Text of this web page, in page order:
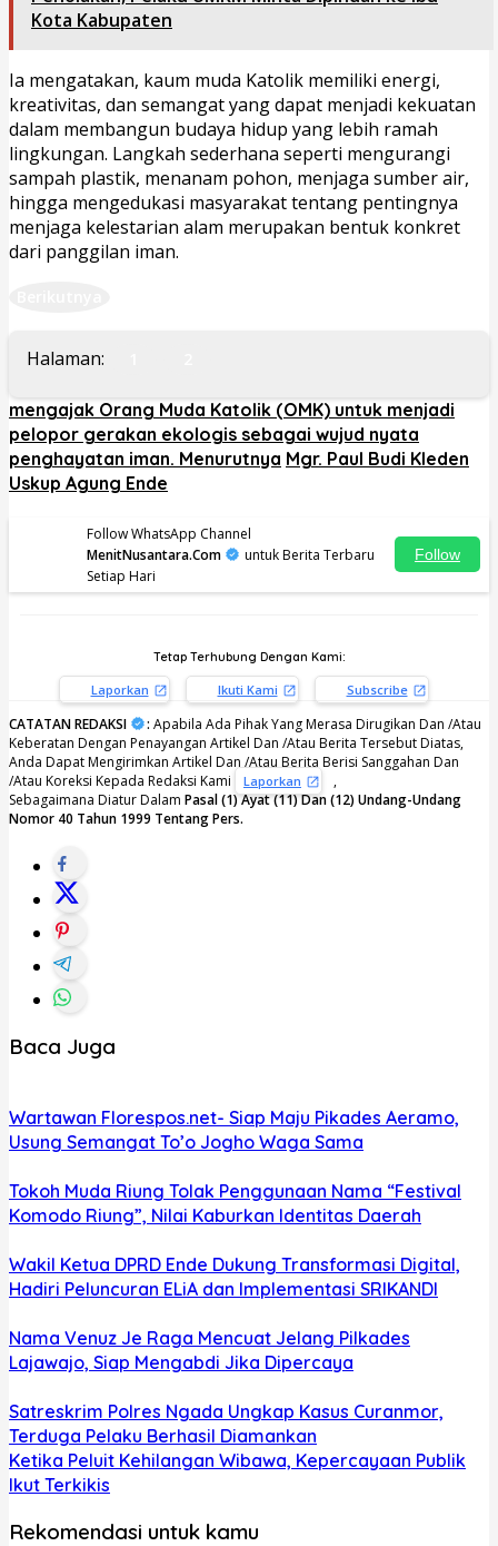
Kota Kabupaten
Ia mengatakan, kaum muda Katolik memiliki energi,
kreativitas, dan semangat yang dapat menjadi kekuatan
dalam membangun budaya hidup yang lebih ramah
lingkungan. Langkah sederhana seperti mengurangi
sampah plastik, menanam pohon, menjaga sumber air,
hingga mengedukasi masyarakat tentang pentingnya
menjaga kelestarian alam merupakan bentuk konkret
dari panggilan iman.
Halaman:
mengajak Orang Muda Katolik (OMK) untuk menjadi
pelopor gerakan ekologis sebagai wujud nyata
penghayatan iman. Menurutnya Mgr. Paul Budi Kleden
Uskup Agung Ende
Follow WhatsApp Channel
MenitNusantara.Com
untuk Berita Terbaru
Setiap Hari
Follow
Tetap Terhubung Dengan Kami:
Laporkan Ikuti Kami Subscribe
CATATAN REDAKSI : Apabila Ada Pihak Yang Merasa Dirugikan Dan /Atau
Keberatan Dengan Penayangan Artikel Dan /Atau Berita Tersebut Diatas,
Anda Dapat Mengirimkan Artikel Dan /Atau Berita Berisi Sanggahan Dan
/Atau Koreksi Kepada Redaksi Kami
Laporkan
,
Sebagaimana Diatur Dalam Pasal (1) Ayat (11) Dan (12) Undang-Undang
Nomor 40 Tahun 1999 Tentang Pers.
Baca Juga
Wartawan Florespos.net- Siap Maju Pikades Aeramo,
Usung Semangat To’o Jogho Waga Sama
Tokoh Muda Riung Tolak Penggunaan Nama “Festival
Komodo Riung”, Nilai Kaburkan Identitas Daerah
Wakil Ketua DPRD Ende Dukung Transformasi Digital,
Hadiri Peluncuran ELiA dan Implementasi SRIKANDI
Nama Venuz Je Raga Mencuat Jelang Pilkades
Lajawajo, Siap Mengabdi Jika Dipercaya
Satreskrim Polres Ngada Ungkap Kasus Curanmor,
Terduga Pelaku Berhasil Diamankan
Ketika Peluit Kehilangan Wibawa, Kepercayaan Publik
Ikut Terkikis
Rekomendasi untuk kamu